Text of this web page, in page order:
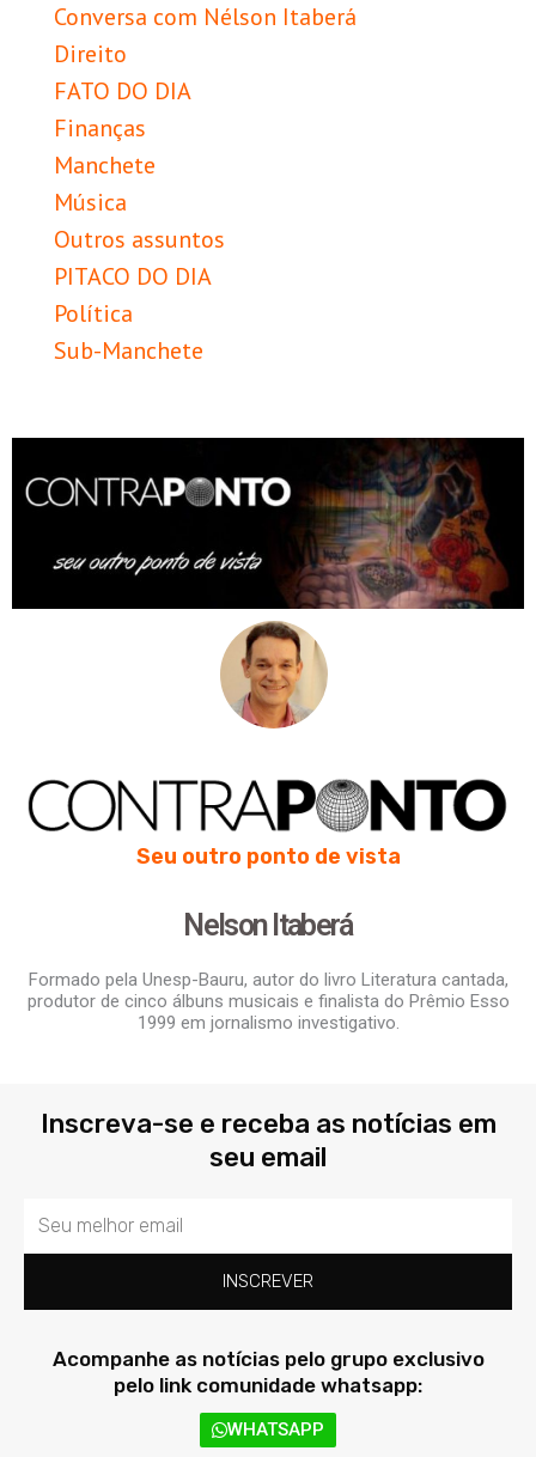
Conversa com Nélson Itaberá
Direito
FATO DO DIA
Finanças
Manchete
Música
Outros assuntos
PITACO DO DIA
Política
Sub-Manchete
Seu outro ponto de vista
Nelson Itaberá
Formado pela Unesp-Bauru, autor do livro Literatura cantada,
produtor de cinco álbuns musicais e finalista do Prêmio Esso
1999 em jornalismo investigativo.
Inscreva-se e receba as notícias em
seu email
Email
INSCREVER
Acompanhe as notícias pelo grupo exclusivo
pelo link comunidade whatsapp:
WHATSAPP